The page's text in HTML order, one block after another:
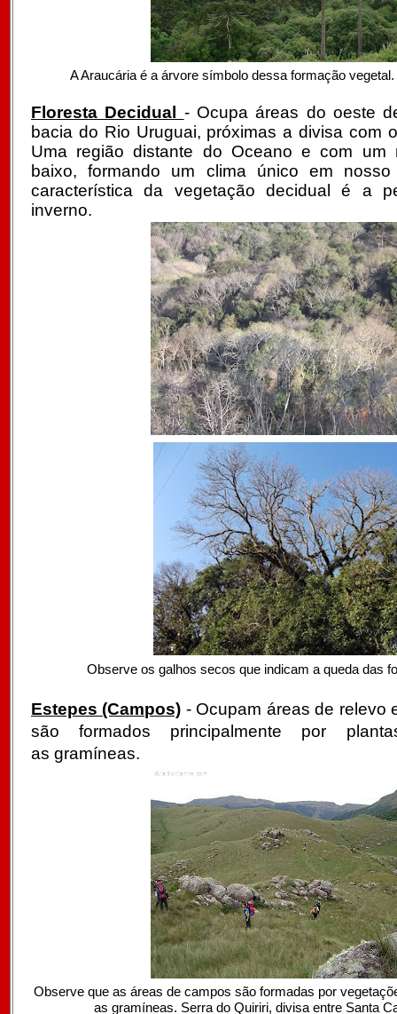
A Araucária é a árvore símbolo dessa formação
Floresta Decidual - Ocupa áreas do oeste
bacia do Rio Uruguai, próximas a divisa com
Uma região distante do Oceano e com um
baixo, formando um clima único em
característica da vegetação decidual é a
inverno.
Observe os galhos secos que indicam a queda das
Estepes (Campos) - Ocupam áreas de relevo
são formados principalmente por
as gramíneas.
Observe que as áreas de campos são formadas por
as gramíneas. Serra do Quiriri, divisa entre Santa